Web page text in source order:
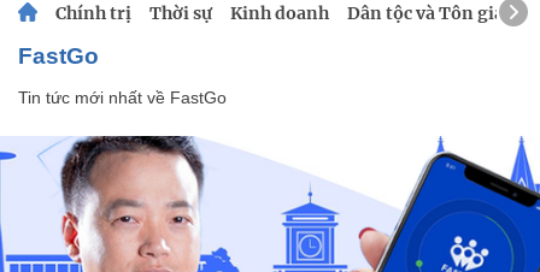
Chính trị Thời sự Kinh doanh Dân tộc và Tôn giáo
FastGo
Tin tức mới nhất về FastGo